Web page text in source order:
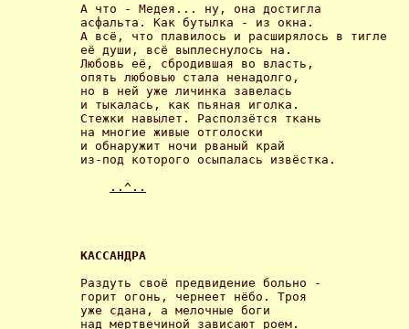
А что - Медея... ну, она достигла
асфальта. Как бутылка - из окна.
А всё, что плавилось и расширялось в тигле
её души, всё выплеснулось на.
Любовь её, сбродившая во власть,
опять любовью стала ненадолго,
но в ней уже личинка завелась
и тыкалась, как пьяная иголка.
Стежки навылет. Расползётся ткань
на многие живые отголоски
и обнаружит ночи рваный край
из-под которого осыпалась извёстка.
..^..
КАССАНДРА
Раздуть своё предвидение больно -
горит огонь, чернеет нёбо. Троя
уже сдана, а мелочные боги
над мертвечиной зависают роем.